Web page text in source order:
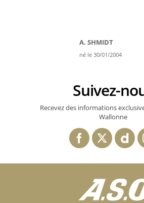
A. SHMIDT
né le 30/01/2004
Suivez-
Recevez des informations
Wallonne